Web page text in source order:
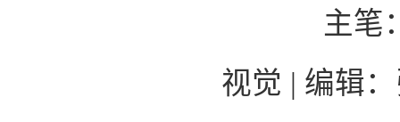
主笔
视觉 | 编辑